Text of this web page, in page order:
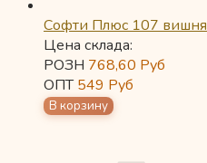
Софти Плюс 107 вишня
Цена склада:
РОЗН 768,60 Руб
ОПТ549 Руб